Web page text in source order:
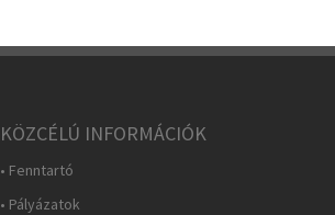
KÖZCÉLÚ INFORMÁCIÓK
• Fenntartó
• Pályázatok